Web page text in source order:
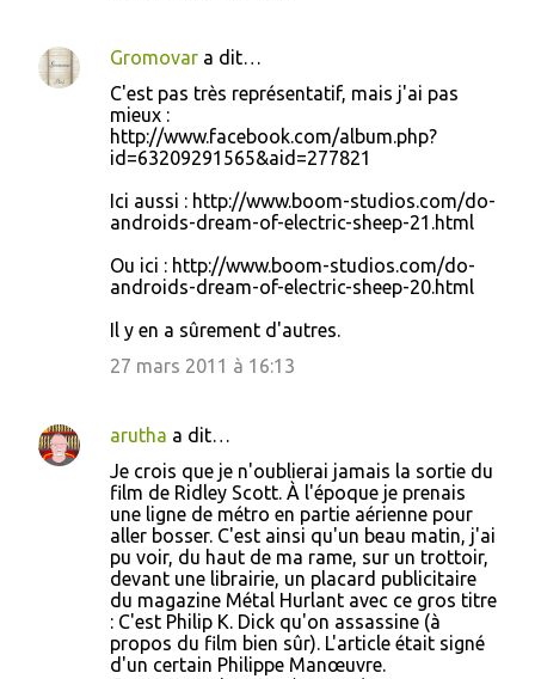
t
a
Gromovar a dit…
C'est pas très représentatif, mais j'ai pas
mieux :
http://www.facebook.com/album.php?
id=63209291565&aid=277821
Ici aussi : http://www.boom-studios.com/do-
androids-dream-of-electric-sheep-21.html
Ou ici : http://www.boom-studios.com/do-
androids-dream-of-electric-sheep-20.html
Il y en a sûrement d'autres.
27 mars 2011 à 16:13
arutha a dit…
Je crois que je n'oublierai jamais la sortie du
film de Ridley Scott. À l'époque je prenais
une ligne de métro en partie aérienne pour
aller bosser. C'est ainsi qu'un beau matin, j'ai
pu voir, du haut de ma rame, sur un trottoir,
devant une librairie, un placard publicitaire
du magazine Métal Hurlant avec ce gros titre
: C'est Philip K. Dick qu'on assassine (à
propos du film bien sûr). L'article était signé
d'un certain Philippe Manœuvre.